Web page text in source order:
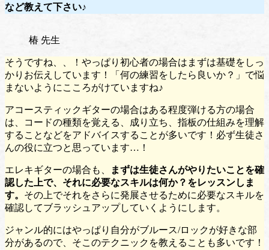
など教えて下さい♪
椿 先生
そうですね、、！やっぱり初心者の場合はまずは基礎をしっ
かりお伝えしています！「何の練習をしたら良いか？」で悩
まないようにこころがけていますね♪
アコースティックギターの場合はある程度弾ける方の場合
は、コードの種類を覚える、成り立ち、指板の仕組みを理解
することなどをアドバイスすることが多いです！必ず生徒さ
んの役に立つと思っています…！
エレキギターの場合も、
まずは生徒さんがやりたいことを確
認した上で、それに必要なスキルは何か？をレッスンしま
す。 その上でそれをさらに発展させるために必要なスキルを
確認してブラッシュアップしていくようにします。
ジャンル的にはやっぱり自分がブルース/ロックが好きな部
分があるので、そこのテクニックを教えることも多いです！